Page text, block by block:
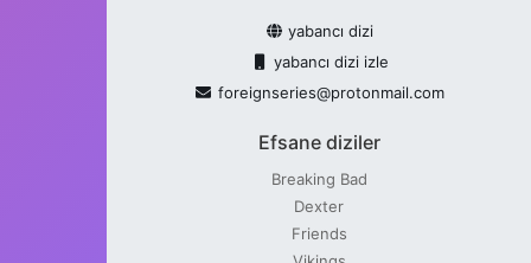
yabancı dizi
yabancı dizi izle
foreignseries@protonmail.com
Efsane diziler
Breaking Bad
Dexter
Friends